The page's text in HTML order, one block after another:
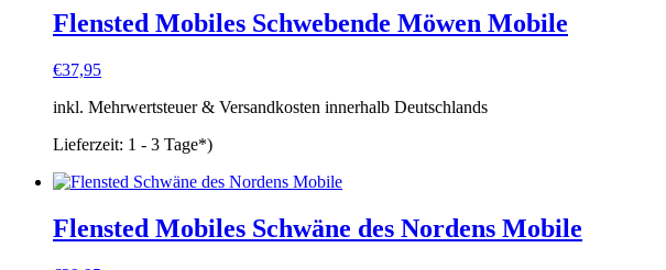
Flensted Mobiles Schwebende Möwen Mobile
€37,95
inkl. Mehrwertsteuer & Versandkosten innerhalb Deutschlands
Lieferzeit: 1 - 3 Tage*)
Flensted Mobiles Schwäne des Nordens Mobile